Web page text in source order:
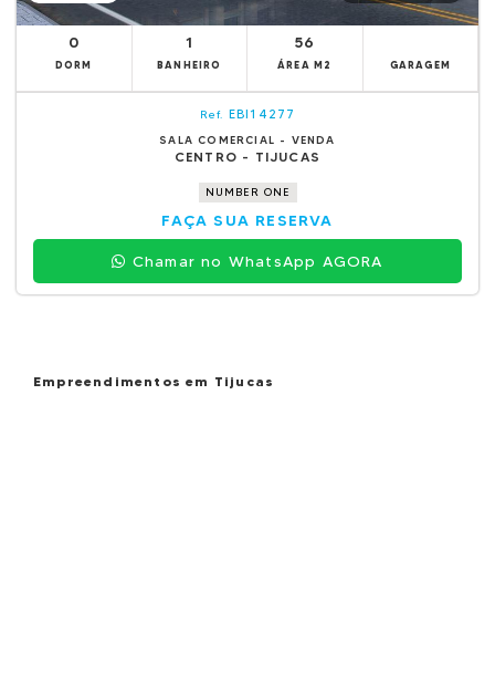
0
DORM
1
BANHEIRO
56
ÁREA M2 GARAGEM
Ref. EBI14277
SALA COMERCIAL - VENDA
CENTRO - TIJUCAS
NUMBER ONE
FAÇA SUA RESERVA
Chamar no WhatsApp AGORA
Empreendimentos em Tijucas